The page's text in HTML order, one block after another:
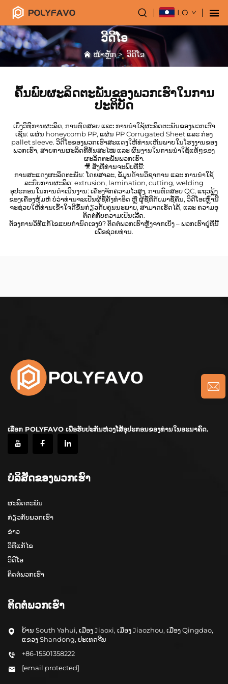
LO
ວີດີໂອ
ໜ້າຫຼັກ>ວີດີໂອ
ຄົ້ນພົບຜະລິດຕະພັນຂອງພວກເຮົາໃນການ
ປະຕິບັດ
ເບິ່ງວິທີການຜະລິດ, ການທົດສອບ ແລະ ການນຳໃຊ້ຜະລິດຕະພັນຂອງພວກເຮົາ
ເຊັ່ນ: ແຜ່ນ honeycomb PP, ແຜ່ນ PP Corrugated Sheet ແລະ ກ່ອງ
pallet sleeve. ວິດີໂອຂອງພວກເຮົາສະແດງໃຫ້ທ່ານເຫັນພາຍໃນໂຮງງານຂອງ
ພວກເຮົາ, ສາຍການຜະລິດທີ່ທັນສະໄໝ ແລະ ຜົນງານໃນການນຳໃຊ້ແທ້ໆຂອງ
ຜະລິດຕະພັນພວກເຮົາ.
🎥 ສິ່ງທີ່ທ່ານຈະພົບທີ່ນີ້:
ການສະແດງຜະລິດຕະພັນ: ໂດຍສາລະ, ຂໍ້ມູນດ້ານວິຊາການ ແລະ ການນຳໃຊ້
ລະບົບການຜະລິດ: extrusion, lamination, cutting, welding
ອຸປະກອນໃນການດຳເນີນງານ: ເຄື່ອງຈັກຄວາມໄວສູງ, ການທົດສອບ QC, ແຖວພຼຸ້ງ
ຂອງເຄື່ອງຫຸ້ມຫໍ່ ບໍ່ວ່າທ່ານຈະເປັນຜູ້ຊື້ຄັ້ງທຳອິດ ຫຼື ຜູ້ຊື້ທີ່ກັບມາຊື້ຄືນ, ວິດີໂອເຫຼົ່ານີ້
ຈະຊ່ວຍໃຫ້ທ່ານເຂົ້າໃຈດີຂຶ້ນກ່ຽວກັບຄຸນນະພາບ, ສາມາດເຮັດໄດ້, ແລະ ຄວາມອຸ
ຕິດຕໍ່ກັບຄວາມເປັນເລີດ.
ຕ້ອງການວິທີແກ້ໄຂແບບກຳນົດເອງບໍ? ຕິດຕໍ່ພວກເຮົາຫຼັງຈາກເບິ່ງ – ພວກເຮົາຢູ່ທີ່ນີ້
ເພື່ອຊ່ວຍທ່ານ.
ເລືອກ POLYFAVO ເພື່ອຮັບປະກັນຫ່ວງໂສ້ອຸປະກອນຂອງທ່ານໃນອະນາຄົດ.
ບໍລິສັດຂອງພວກເຮົາ
ຜະລິດຕະພັນ
ກ່ຽວກັບພວກເຮົາ
ຂ່າວ
ວິທີແກ້ໄຂ
ວີດີໂອ
ຕິດຕໍ່ພວກເຮົາ
ຕິດຕໍ່ພວກເຮົາ
ບ້ານ South Yahui, ເມືອງ Jiaoxi, ເມືອງ Jiaozhou, ເມືອງ Qingdao,
ແຂວງ Shandong, ປະເທດຈີນ
+86-15501358222
[email protected]